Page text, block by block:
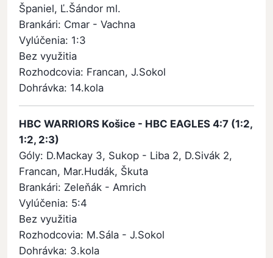
Španiel, Ľ.Šándor ml.
Brankári: Cmar - Vachna
Vylúčenia: 1:3
Bez využitia
Rozhodcovia: Francan, J.Sokol
Dohrávka: 14.kola
HBC WARRIORS Košice - HBC EAGLES 4:7 (1:2,
1:2, 2:3)
Góly: D.Mackay 3, Sukop - Liba 2, D.Sivák 2,
Francan, Mar.Hudák, Škuta
Brankári: Zeleňák - Amrich
Vylúčenia: 5:4
Bez využitia
Rozhodcovia: M.Sála - J.Sokol
Dohrávka: 3.kola